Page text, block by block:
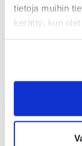
tietoja muihin
kerätty, kun
hankkivan
tutustuvan
Huvinen,
2013. Hän
ammattilais-